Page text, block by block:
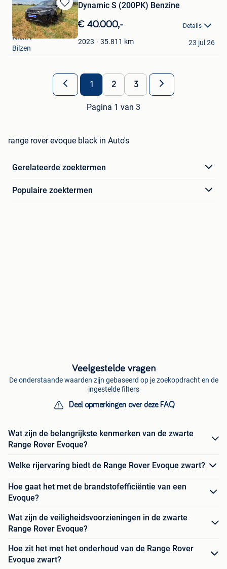
Bewaren
in
Mijn
Favorieten
Dynamic S (200PK) Benzine
€ 40.000,- Details
2023 35.811 km
Nick.V
Bilzen
23 jul 26
1 2 3
Pagina 1 van 3
range rover evoque black in Auto's
Gerelateerde zoektermen
Populaire zoektermen
Veelgestelde vragen
De onderstaande waarden zijn gebaseerd op je zoekopdracht en de
ingestelde filters
Deel opmerkingen over deze FAQ
Wat zijn de belangrijkste kenmerken van de zwarte
Range Rover Evoque?
Welke rijervaring biedt de Range Rover Evoque zwart?
Hoe gaat het met de brandstofefficiëntie van een
Evoque?
Wat zijn de veiligheidsvoorzieningen in de zwarte
Range Rover Evoque?
Hoe zit het met het onderhoud van de Range Rover
Evoque zwart?